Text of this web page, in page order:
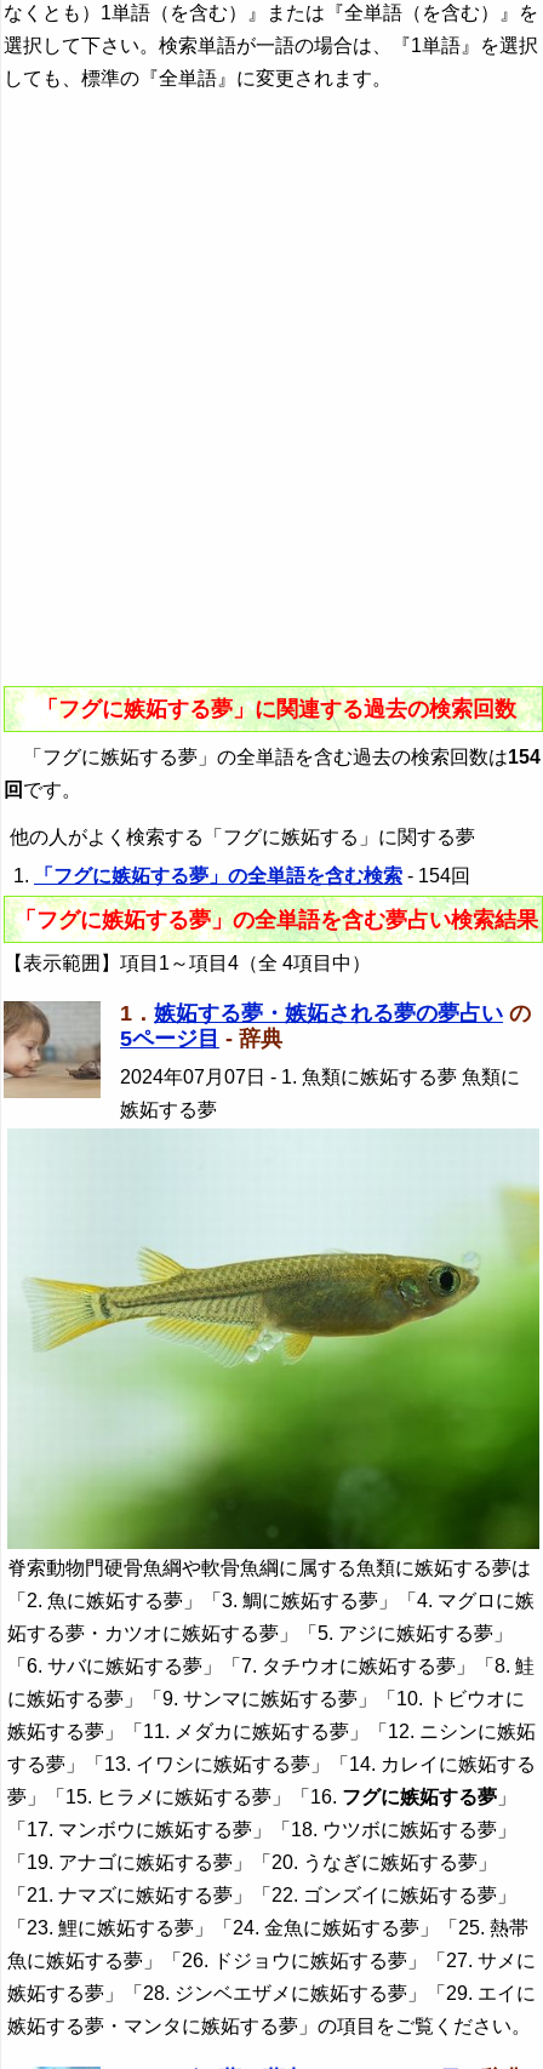
なくとも）1単語（を含む）』または『全単語（を含む）』を
選択して下さい。検索単語が一語の場合は、『1単語』を選択
しても、標準の『全単語』に変更されます。
「フグに嫉妬する夢」に関連する過去の検索回数
「フグに嫉妬する夢」の全単語を含む過去の検索回数は154
回 です。
他の人がよく検索する「フグに嫉妬する」に関する夢
「フグに嫉妬する夢」の全単語を含む検索 - 154回
「フグに嫉妬する夢」の全単語を含む夢占い検索結果
【表示範囲】項目1～項目4（全 4項目中）
1． 嫉妬する夢・嫉妬される夢の夢占い の
5ページ目 - 辞典
2024年07月07日 - 1. 魚類に嫉妬する夢 魚類に
嫉妬する夢
脊索動物門硬骨魚綱や軟骨魚綱に属する魚類に嫉妬する夢は
「2. 魚に嫉妬する夢」「3. 鯛に嫉妬する夢」「4. マグロに嫉
妬する夢・カツオに嫉妬する夢」「5. アジに嫉妬する夢」
「6. サバに嫉妬する夢」「7. タチウオに嫉妬する夢」「8. 鮭
に嫉妬する夢」「9. サンマに嫉妬する夢」「10. トビウオに
嫉妬する夢」「11. メダカに嫉妬する夢」「12. ニシンに嫉妬
する夢」「13. イワシに嫉妬する夢」「14. カレイに嫉妬する
夢」「15. ヒラメに嫉妬する夢」「16. フグに嫉妬する夢 」
「17. マンボウに嫉妬する夢」「18. ウツボに嫉妬する夢」
「19. アナゴに嫉妬する夢」「20. うなぎに嫉妬する夢」
「21. ナマズに嫉妬する夢」「22. ゴンズイに嫉妬する夢」
「23. 鯉に嫉妬する夢」「24. 金魚に嫉妬する夢」「25. 熱帯
魚に嫉妬する夢」「26. ドジョウに嫉妬する夢」「27. サメに
嫉妬する夢」「28. ジンベエザメに嫉妬する夢」「29. エイに
嫉妬する夢・マンタに嫉妬する夢」の項目をご覧ください。